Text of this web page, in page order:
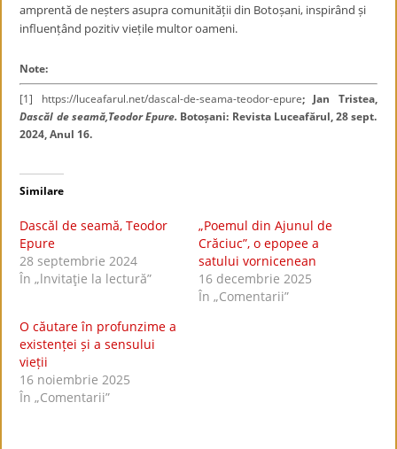
amprentă de neșters asupra comunității din Botoșani, inspirând și
influențând pozitiv viețile multor oameni.
Note:
[1]
https://luceafarul.net/dascal-de-seama-teodor-epure; Jan Tristea,
Dascăl de seamă,Teodor Epure. Botoșani: Revista Luceafărul, 28 sept.
2024, Anul 16.
Similare
Dascăl de seamă, Teodor
Epure
28 septembrie 2024
În „lnvitaţie la lectură”
„Poemul din Ajunul de
Crăciuc”, o epopee a
satului vornicenean
16 decembrie 2025
În „Comentarii”
O căutare în profunzime a
existenței și a sensului
vieții
16 noiembrie 2025
În „Comentarii”